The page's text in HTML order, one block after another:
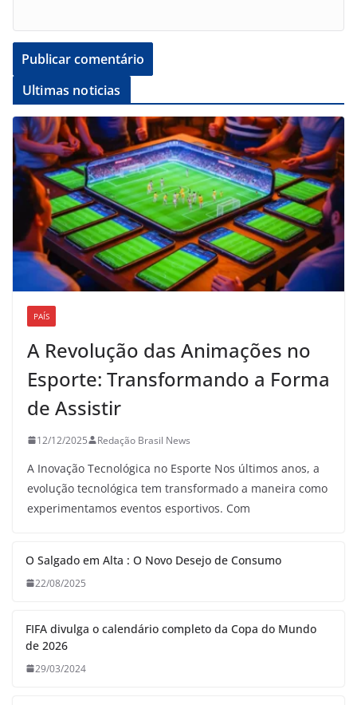
Ultimas noticias
PAÍS
A Revolução das Animações no
Esporte: Transformando a Forma
de Assistir
12/12/2025 Redação Brasil News
A Inovação Tecnológica no Esporte Nos últimos anos, a
evolução tecnológica tem transformado a maneira como
experimentamos eventos esportivos. Com
O Salgado em Alta : O Novo Desejo de Consumo
22/08/2025
FIFA divulga o calendário completo da Copa do Mundo
de 2026
29/03/2024